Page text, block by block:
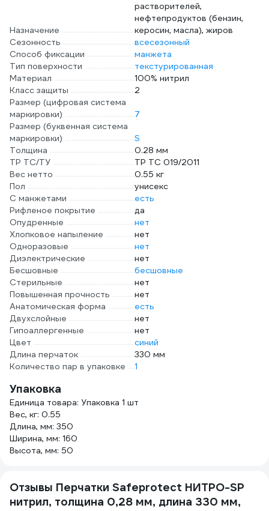
Назначение
растворителей,
нефтепродуктов (бензин,
керосин, масла), жиров
Сезонность
всесезонный
Способ фиксации
манжета
Тип поверхности
текстурированная
Материал
100% нитрил
Класс защиты
2
Размер (цифровая система
маркировки)
7
Размер (буквенная система
маркировки)
S
Толщина
0.28 мм
ТР ТС/ТУ
ТР ТС 019/2011
Вес нетто
0.55 кг
Пол
унисекс
С манжетами
есть
Рифленое покрытие
да
Опудренные
нет
Хлопковое напыление
нет
Одноразовые
нет
Диэлектрические
нет
Бесшовные
бесшовные
Стерильные
нет
Повышенная прочность
нет
Анатомическая форма
есть
Двухслойные
нет
Гипоаллергенные
нет
Цвет
синий
Длина перчаток
330 мм
Количество пар в упаковке
1
Упаковка
Единица товара: Упаковка 1 шт
Вес, кг: 0.55
Длина, мм: 350
Ширина, мм: 160
Высота, мм: 50
Отзывы Перчатки Safeprotect НИТРО-SP
нитрил, толщина 0,28 мм, длина 330 мм,